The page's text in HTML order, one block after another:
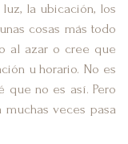
la ubicación, los
cosas más todo
al azar o cree que
u horario. No es
que no es así. Pero
veces pasa